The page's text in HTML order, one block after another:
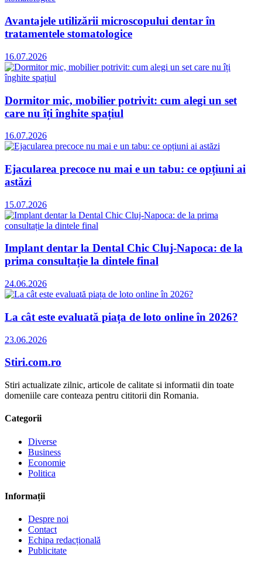
Avantajele utilizării microscopului dentar în
tratamentele stomatologice
16.07.2026
Dormitor mic, mobilier potrivit: cum alegi un set
care nu îți înghite spațiul
16.07.2026
Ejacularea precoce nu mai e un tabu: ce opțiuni ai
astăzi
15.07.2026
Implant dentar la Dental Chic Cluj-Napoca: de la
prima consultație la dintele final
24.06.2026
La cât este evaluată piața de loto online în 2026?
23.06.2026
Stiri.com.ro
Stiri actualizate zilnic, articole de calitate si informatii din toate
domeniile care conteaza pentru cititorii din Romania.
Categorii
Diverse
Business
Economie
Politica
Informații
Despre noi
Contact
Echipa redacțională
Publicitate